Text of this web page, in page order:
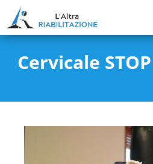
Cervicale